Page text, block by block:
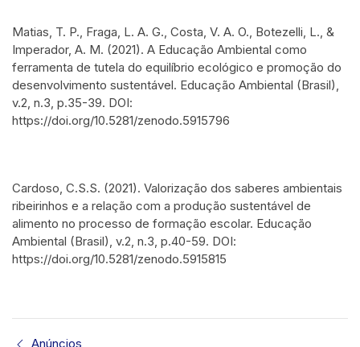
Matias, T. P., Fraga, L. A. G., Costa, V. A. O., Botezelli, L., &
Imperador, A. M. (2021). A Educação Ambiental como
ferramenta de tutela do equilíbrio ecológico e promoção do
desenvolvimento sustentável. Educação Ambiental (Brasil),
v.2, n.3, p.35-39. DOI:
https://doi.org/10.5281/zenodo.5915796
Cardoso, C.S.S. (2021). Valorização dos saberes ambientais
ribeirinhos e a relação com a produção sustentável de
alimento no processo de formação escolar. Educação
Ambiental (Brasil), v.2, n.3, p.40-59. DOI:
https://doi.org/10.5281/zenodo.5915815
Anúncios